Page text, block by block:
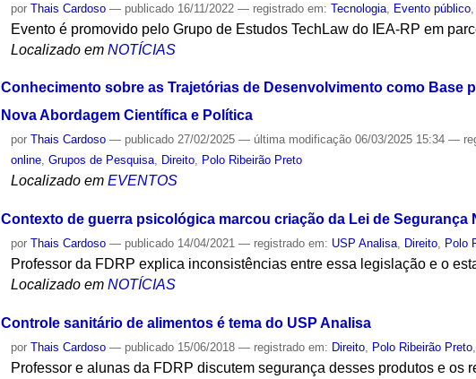
porThais Cardoso — publicado 16/11/2022— registrado em:Tecnologia Evento público
Evento é promovido pelo Grupo de Estudos TechLaw do IEA-RP em
Localizado em NOTÍCIAS
Conhecimento sobre as Trajetórias de Desenvolvimento como Base
Nova Abordagem Científica e Política
porThais Cardoso — publicado 27/02/2025— última modificação 06/03/2025 15:34—
online,Grupos de Pesquisa, Direito, Polo Ribeirão Preto
Localizado em EVENTOS
Contexto de guerra psicológica marcou criação da Lei de Segurança
porThais Cardoso — publicado 14/04/2021— registrado em: USP Analisa, Direito, Polo
Professor da FDRP explica inconsistências entre essa legislação e o
Localizado em NOTÍCIAS
Controle sanitário de alimentos é tema do USP Analisa
porThais Cardoso — publicado 15/06/2018— registrado em: Direito Polo Ribeirão Preto
Professor e alunas da FDRP discutem segurança desses produtos e os